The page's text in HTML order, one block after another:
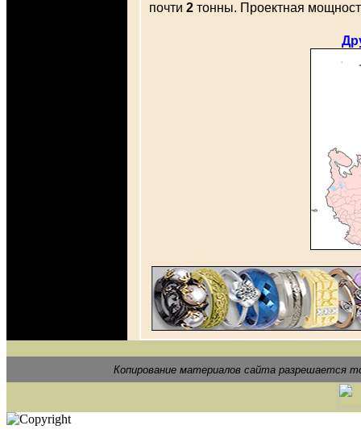
почти 2 тонны. Проектная
Копирование материалов сайта разрешается